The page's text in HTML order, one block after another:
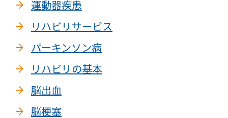
運動器疾患
リハビリサービス
パーキンソン病
リハビリの基本
脳出血
脳梗塞